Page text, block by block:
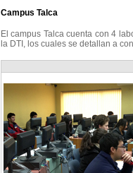
Campus Talca
El campus Talca cuenta con 4
la DTI, los cuales se detallan a